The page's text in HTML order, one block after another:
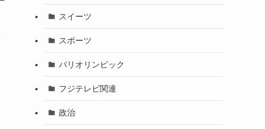
スイーツ
スポーツ
パリオリンピック
フジテレビ関連
政治